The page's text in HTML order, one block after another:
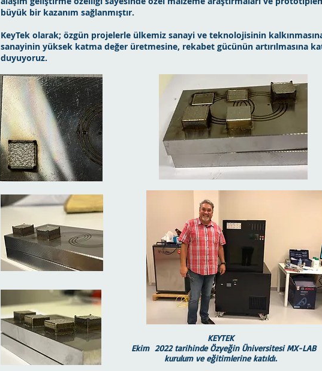
büyük bir kazanım sağlanmıştır.
KeyTek olarak; özgün projelerle ülkemiz sanayi ve teknolojisinin
sanayinin yüksek katma değer üretmesine, rekabet gücünün artırılmasına
duyuyoruz.
KEYTEK
Ekim 2022 tarihinde Özyeğin Üniversitesi MX-LAB
kurulum ve eğitimlerine katıldı.